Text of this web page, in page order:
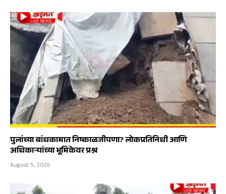
पुलांच्या बांधकामात निष्काळजीपणा? लोकप्रतिनिधी आणि
अधिकाऱ्यांच्या भूमिकेवर प्रश्न
August 5, 2026